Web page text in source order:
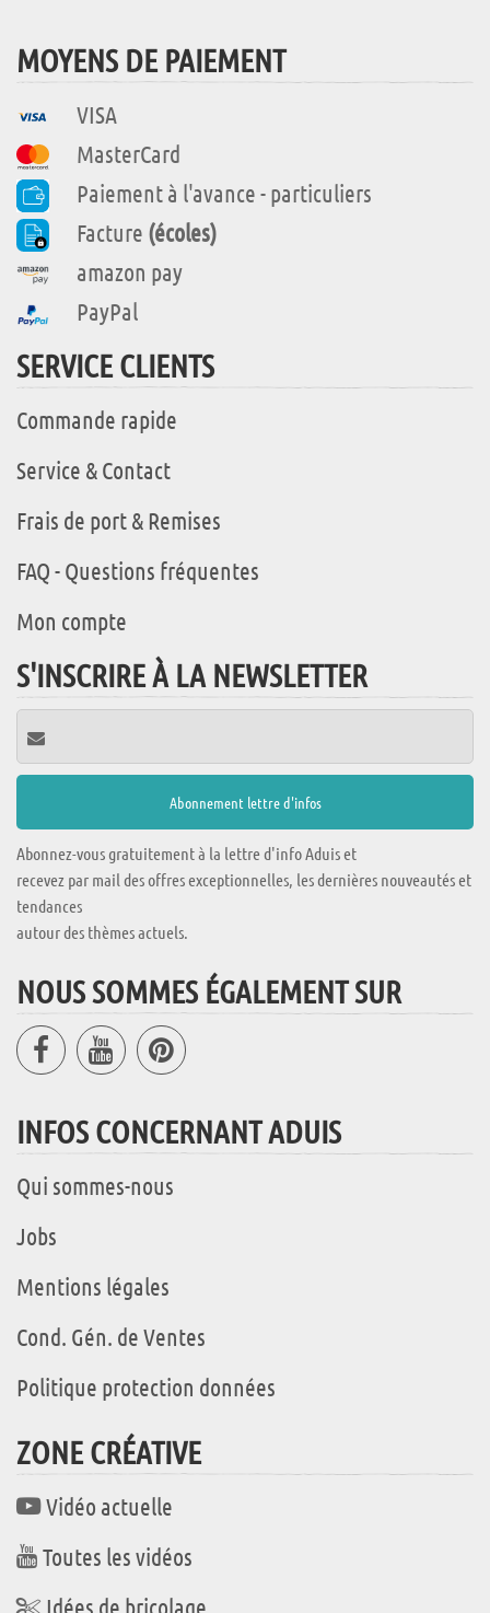
MOYENS DE PAIEMENT
VISA
MasterCard
Paiement à l'avance - particuliers
Facture (écoles)
amazon pay
PayPal
SERVICE CLIENTS
Commande rapide
Service & Contact
Frais de port & Remises
FAQ - Questions fréquentes
Mon compte
S'INSCRIRE À LA NEWSLETTER
Abonnez-vous gratuitement à la lettre d'info Aduis et
recevez par mail des offres exceptionnelles, les dernières nouveautés et
tendances
autour des thèmes actuels.
NOUS SOMMES ÉGALEMENT SUR
INFOS CONCERNANT ADUIS
Qui sommes-nous
Jobs
Mentions légales
Cond. Gén. de Ventes
Politique protection données
ZONE CRÉATIVE
Vidéo actuelle
Toutes les vidéos
Idées de bricolage